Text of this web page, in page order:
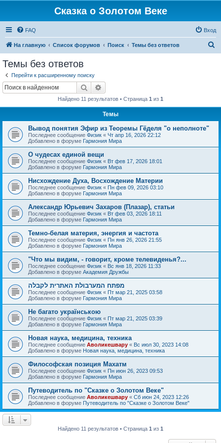
Сказка о Золотом Веке
FAQ Вход
На главную Список форумов Поиск Темы без ответов
Темы без ответов
Перейти к расширенному поиску
Поиск
Найдено 11 результатов • Страница 1 из 1
Темы
Вывод понятия Эфир из Теоремы Гёделя "о неполноте"
Последнее сообщение Физик « Чт апр 16, 2026 22:12
Добавлено в форуме Гармония Мира
О чудесах единой вещи
Последнее сообщение Физик « Вт фев 17, 2026 18:01
Добавлено в форуме Гармония Мира
Нисхождение Духа, Восхождение Материи
Последнее сообщение Физик « Пн фев 09, 2026 03:10
Добавлено в форуме Гармония Мира
Александр Юрьевич Захаров (Плазар), статьи
Последнее сообщение Физик « Вт фев 03, 2026 18:11
Добавлено в форуме Гармония Мира
Темно-белая материя, энергия и частота
Последнее сообщение Физик « Пн янв 26, 2026 21:55
Добавлено в форуме Гармония Мира
"Что мы видим, - говорит, кроме телевиденья?...
Последнее сообщение Физик « Вс янв 18, 2026 11:33
Добавлено в форуме Академия Дружбы
מפתח המערבולת האתרית לקבלה
Последнее сообщение Физик « Пт мар 21, 2025 03:58
Добавлено в форуме Гармония Мира
Не багато українською
Последнее сообщение Физик « Пт мар 21, 2025 03:39
Добавлено в форуме Гармония Мира
Новая наука, медицина, техника
Последнее сообщение Аволикешвару « Вс июл 30, 2023 14:08
Добавлено в форуме Новая наука, медицина, техника
Философская позиция Махатм
Последнее сообщение Физик « Пн июн 26, 2023 09:53
Добавлено в форуме Гармония Мира
Путеводитель по "Сказке о Золотом Веке"
Последнее сообщение Аволикешвару « Сб июн 24, 2023 12:26
Добавлено в форуме Путеводитель по "Сказке о Золотом Веке"
Найдено 11 результатов • Страница 1 из 1